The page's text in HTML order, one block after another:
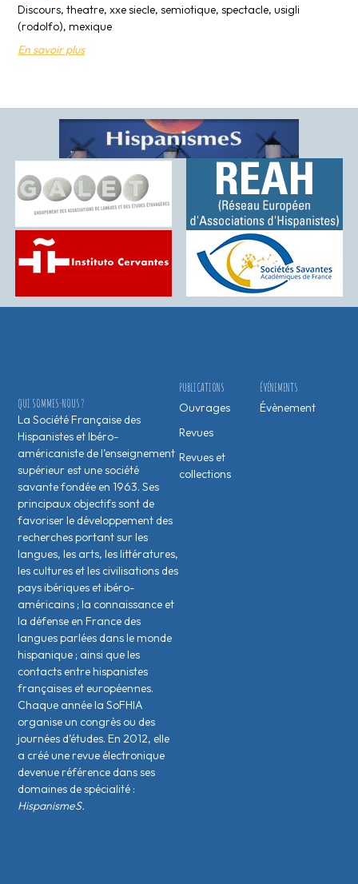
Discours, theatre, xxe siecle, semiotique, spectacle, usigli
(rodolfo), mexique
En savoir plus
ÉVÉNEMENTS
Évènement
PUBLICATIONS
Ouvrages
Revues
Revues et
collections
QUI SOMMES-NOUS ?
La Société Française des
Hispanistes et Ibéro-
américaniste de l’enseignement
supérieur est une société
savante fondée en 1963. Ses
principaux objectifs sont de
favoriser le développement des
recherches portant sur les
langues, les arts, les littératures,
les cultures et les civilisations des
pays ibériques et ibéro-
américains ; la connaissance et
la défense en France des
langues parlées dans le monde
hispanique ; ainsi que les
contacts entre hispanistes
français·es et européen·nes.
Chaque année la SoFHIA
organise un congrès ou des
journées d’études. En 2012, elle
a créé une revue électronique
devenue référence dans ses
domaines de spécialité :
HispanismeS.